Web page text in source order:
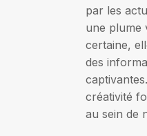
par les
une plume
certaine,
des
créativité
au sein de